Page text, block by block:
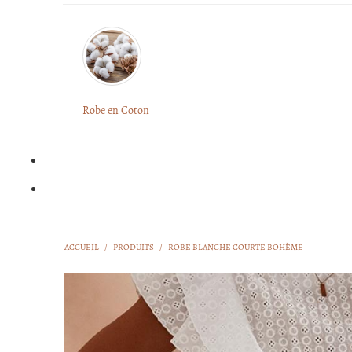
Robe en Coton
ACCUEIL / PRODUITS / ROBE BLANCHE COURTE BOHÈME